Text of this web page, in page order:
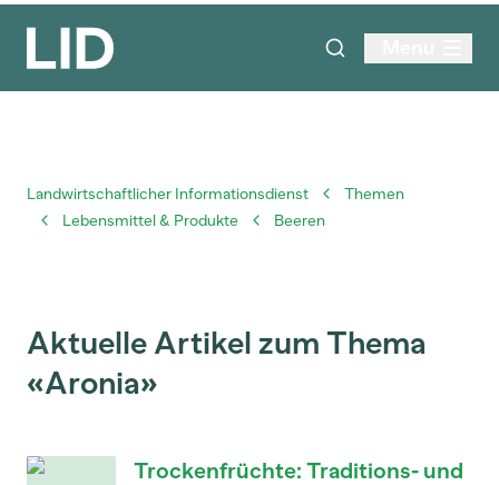
Landwirtschaftlicher Informationsdienst
Themen
Lebensmittel & Produkte
Beeren
Aktuelle Artikel zum Thema
«Aronia»
Trockenfrüchte: Traditions- und